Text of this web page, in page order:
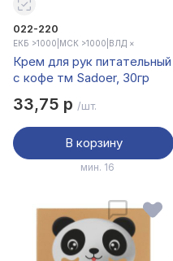
022-220
ЕКБ >1000 МСК >1000 ВЛД ×
Крем для рук питательный
с кофе тм Sadoer, 30гр
33,75 р /шт.
В корзину
мин. 16